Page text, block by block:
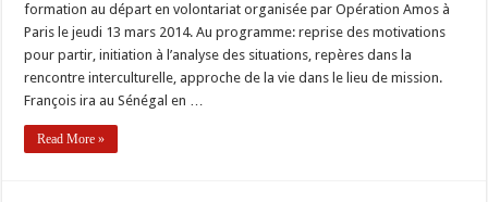
à
partir
en
mission
formation au départ en volontariat organisée par Opération Amos à
Paris le jeudi 13 mars 2014. Au programme: reprise des motivations
pour partir, initiation à l’analyse des situations, repères dans la
rencontre interculturelle, approche de la vie dans le lieu de mission.
François ira au Sénégal en …
Read More »